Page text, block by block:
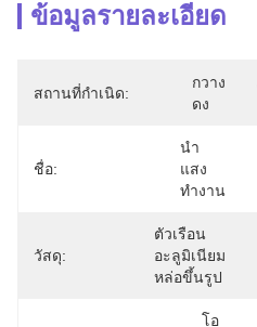
ข้อมูลรายละเอียด
สถานที่กำเนิด:
กวาง
ดง
ชื่อ:
นำ
แสง
ทำงาน
วัสดุ:
ตัวเรือน
อะลูมิเนียม
หล่อขึ้นรูป
โอ